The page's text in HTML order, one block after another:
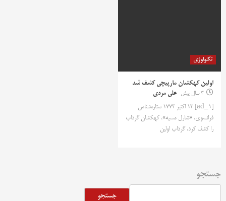
تکنولوژی
اولین کهکشان مارپیچی کشف شد
3 سال پیش
علی مردی
[ad_1] 13 اکتبر 1773 ستاره‌شناس
فرانسوی، «شارل مسیه»، کهکشان گرداب
را کشف کرد. گرداب اولین
جستجو
جستجو